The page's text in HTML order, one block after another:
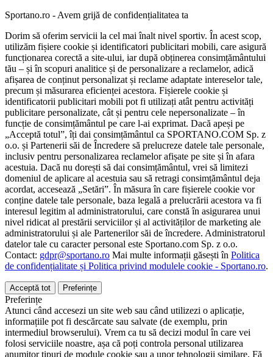
Sportano.ro - Avem grijă de confidențialitatea ta
Dorim să oferim servicii la cel mai înalt nivel sportiv. În acest scop,
utilizăm fișiere cookie și identificatori publicitari mobili, care asigură
funcționarea corectă a site-ului, iar după obținerea consimțământului
tău – și în scopuri analitice și de personalizare a reclamelor, adică
afișarea de conținut personalizat și reclame adaptate intereselor tale,
precum și măsurarea eficienței acestora. Fișierele cookie și
identificatorii publicitari mobili pot fi utilizați atât pentru activități
publicitare personalizate, cât și pentru cele nepersonalizate – în
funcție de consimțământul pe care l-ai exprimat. Dacă apeși pe
„Acceptă totul”, îți dai consimțământul ca SPORTANO.COM Sp. z
o.o. și Partenerii săi de Încredere să prelucreze datele tale personale,
inclusiv pentru personalizarea reclamelor afișate pe site și în afara
acestuia. Dacă nu dorești să dai consimțământul, vrei să limitezi
domeniul de aplicare al acestuia sau să retragi consimțământul deja
acordat, accesează „Setări”. În măsura în care fișierele cookie vor
conține datele tale personale, baza legală a prelucrării acestora va fi
interesul legitim al administratorului, care constă în asigurarea unui
nivel ridicat al prestării serviciilor și al activităților de marketing ale
administratorului și ale Partenerilor săi de încredere. Administratorul
datelor tale cu caracter personal este Sportano.com Sp. z o.o.
Contact: gdpr@sportano.ro Mai multe informații găsești în Politica
de confidențialitate și Politica privind modulele cookie - Sportano.ro.
Acceptă tot Preferințe
Preferințe
Atunci când accesezi un site web sau când utilizezi o aplicație,
informațiile pot fi descărcate sau salvate (de exemplu, prin
intermediul browserului). Vrem ca tu să decizi modul în care vei
folosi serviciile noastre, așa că poți controla personal utilizarea
anumitor tipuri de module cookie sau a unor tehnologii similare. Fă